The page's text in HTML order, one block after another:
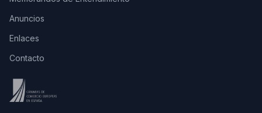
Anuncios
Enlaces
Contacto